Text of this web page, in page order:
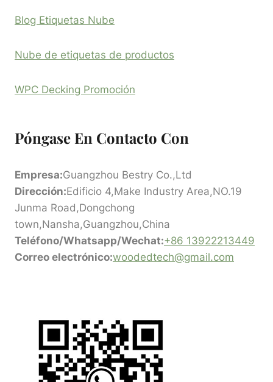
Blog Etiquetas Nube
Nube de etiquetas de productos
WPC Decking Promoción
Póngase En Contacto Con
Empresa:Guangzhou Bestry Co.,Ltd
Dirección:Edificio 4,Make Industry Area,NO.19
Junma Road,Dongchong
town,Nansha,Guangzhou,China
Teléfono/Whatsapp/Wechat:+86 13922213449
Correo electrónico:woodedtech@gmail.com